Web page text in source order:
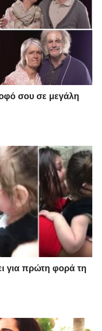
σου σε μεγάλη
για πρώτη φορά τη